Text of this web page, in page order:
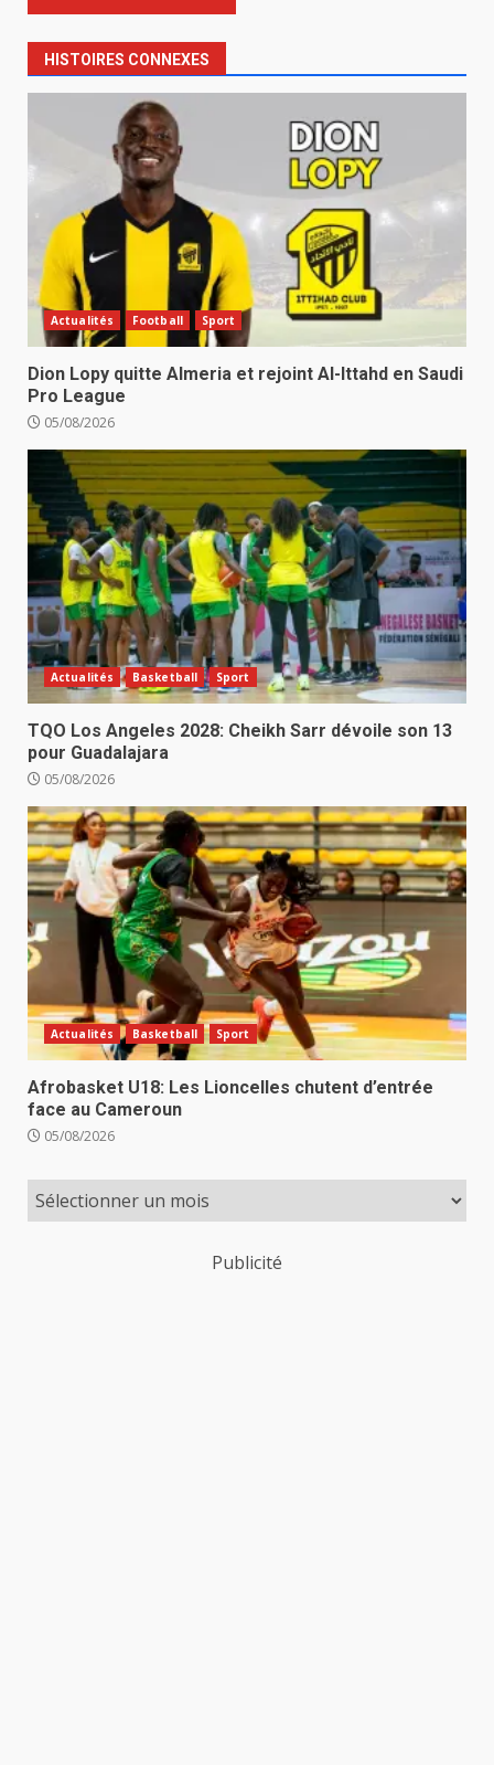
HISTOIRES CONNEXES
Actualités Football Sport
Dion Lopy quitte Almeria et rejoint Al-Ittahd en Saudi
Pro League
05/08/2026
Actualités Basketball Sport
TQO Los Angeles 2028: Cheikh Sarr dévoile son 13
pour Guadalajara
05/08/2026
Actualités Basketball Sport
Afrobasket U18: Les Lioncelles chutent d’entrée
face au Cameroun
05/08/2026
Publicité